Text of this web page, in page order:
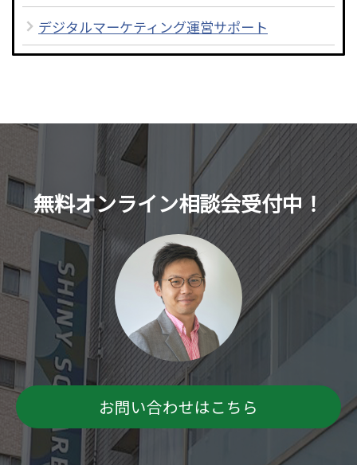
デジタルマーケティング運営サポート
無料オンライン相談会受付中！
お問い合わせはこちら